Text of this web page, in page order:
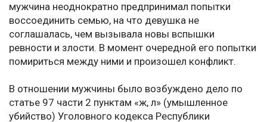
мужчина неоднократно предпринимал попытки
воссоединить семью, на что девушка не
соглашалась, чем вызывала новы вспышки
ревности и злости. В момент очередной его попытки
помириться между ними и произошел конфликт.
В отношении мужчины было возбуждено дело по
статье 97 части 2 пунктам «ж, л» (умышленное
убийство) Уголовного кодекса Республики